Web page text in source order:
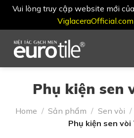
Vui lòng truy cập website mới
ViglaceraOfficial.com
content
Phụ kiện sen
Home / Sản phẩm / Sen vòi /
Phụ kiện sen vòi